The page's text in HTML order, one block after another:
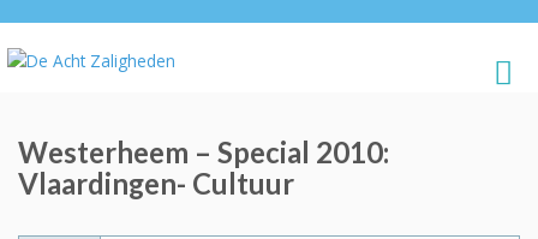
Westerheem – Special 2010:
Vlaardingen- Cultuur